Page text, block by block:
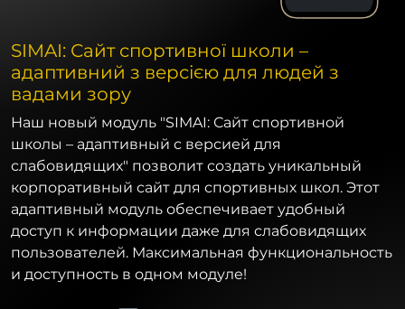
SIMAI: Сайт спортивної школи –
адаптивний з версією для людей з
вадами зору
Наш новый модуль "SIMAI: Сайт спортивной
школы – адаптивный с версией для
слабовидящих" позволит создать уникальный
корпоративный сайт для спортивных школ. Этот
адаптивный модуль обеспечивает удобный
доступ к информации даже для слабовидящих
пользователей. Максимальная функциональность
и доступность в одном модуле!